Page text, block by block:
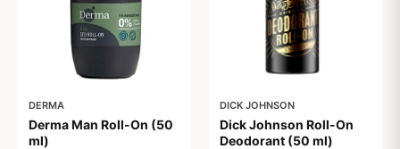
DERMA
Derma Man Roll-On (50
ml)
DICK JOHNSON
Dick Johnson Roll-On
Deodorant (50 ml)